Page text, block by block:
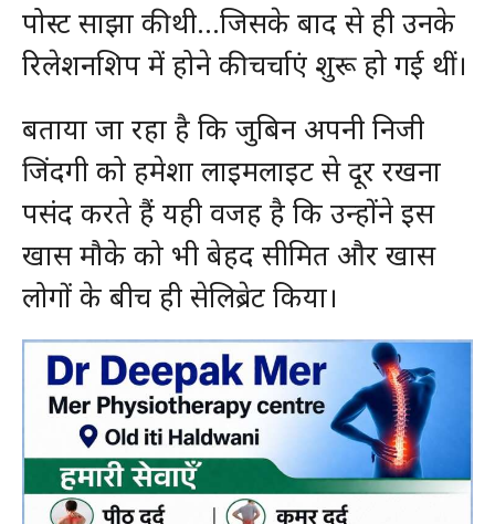
पोस्ट साझा की थी…जिसके बाद से ही उनके
रिलेशनशिप में होने की चर्चाएं शुरू हो गई थीं।
बताया जा रहा है कि जुबिन अपनी निजी
जिंदगी को हमेशा लाइमलाइट से दूर रखना
पसंद करते हैं यही वजह है कि उन्होंने इस
खास मौके को भी बेहद सीमित और खास
लोगों के बीच ही सेलिब्रेट किया।